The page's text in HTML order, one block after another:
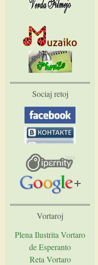
Sociaj retoj
Vortaroj
Plena Ilustrita Vortaro
de Esperanto
Reta Vortaro